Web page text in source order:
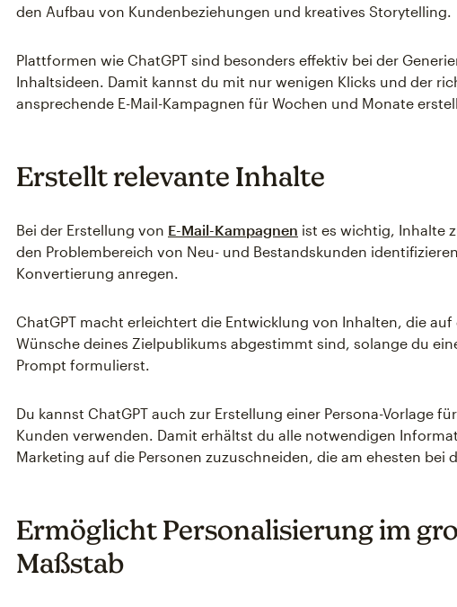
den Aufbau von Kundenbeziehungen und kreatives Storytelling.
Plattformen wie ChatGPT sind besonders effektiv bei der
Inhaltsideen. Damit kannst du mit nur wenigen Klicks und der
ansprechende E-Mail-Kampagnen für Wochen und Monate
Erstellt relevante Inhalte
Bei der Erstellung von E-Mail-Kampagnen ist es wichtig, Inhalte
den Problembereich von Neu- und Bestandskunden
Konvertierung anregen.
ChatGPT macht erleichtert die Entwicklung von Inhalten, die
Wünsche deines Zielpublikums abgestimmt sind, solange du
Prompt formulierst.
Du kannst ChatGPT auch zur Erstellung einer Persona-Vorlage
Kunden verwenden. Damit erhältst du alle notwendigen
Marketing auf die Personen zuzuschneiden, die am ehesten bei
Ermöglicht Personalisierung im
Maßstab